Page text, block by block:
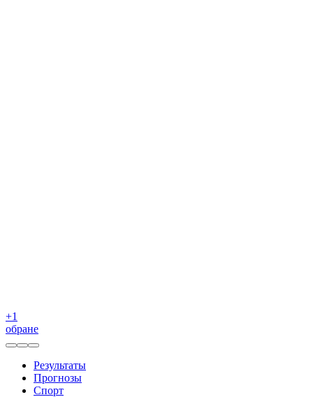
+1
обране
Результаты
Прогнозы
Спорт